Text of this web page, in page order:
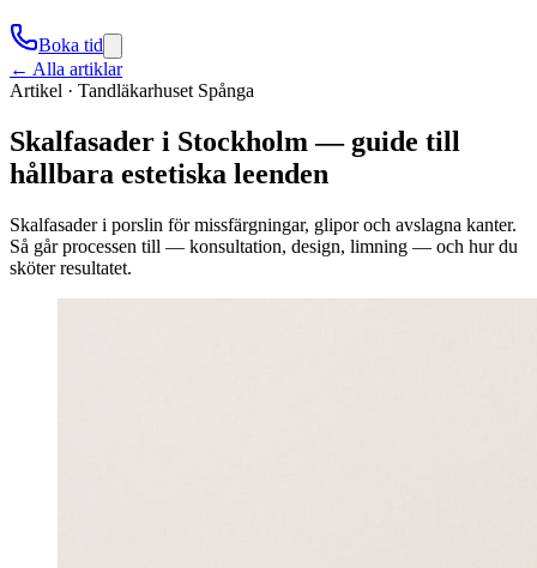
Boka tid
← Alla artiklar
Artikel · Tandläkarhuset Spånga
Skalfasader i Stockholm — guide till
hållbara estetiska leenden
Skalfasader i porslin för missfärgningar, glipor och avslagna kanter.
Så går processen till — konsultation, design, limning — och hur du
sköter resultatet.